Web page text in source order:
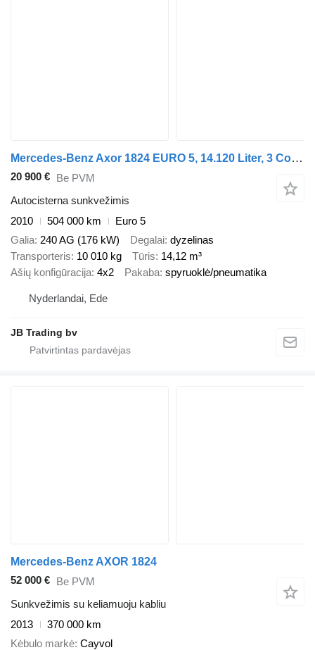
Mercedes-Benz Axor 1824 EURO 5, 14.120 Liter, 3 Comp, Manual, Fuel
20 900 € Be PVM
Autocisterna sunkvežimis
2010
504 000 km
Euro 5
Galia 240 AG (176 kW) Degalai dyzelinas
Transporteris 10 010 kg Tūris 14,12 m³
Ašių konfigūracija 4x2 Pakaba spyruoklė/pneumatika
Nyderlandai, Ede
JB Trading bv
Mercedes-Benz AXOR 1824
52 000 € Be PVM
Sunkvežimis su keliamuoju kabliu
2013
370 000 km
Kėbulo markė Cayvol